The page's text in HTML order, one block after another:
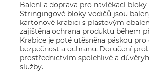
Balení a doprava pro navlékací bloky
Stringingové bloky vodičů jsou
kartonové krabici s plastovým
zajištěna ochrana produktu během
Krabice je poté utěsněna páskou pro
bezpečnost a ochranu. Doručení
prostřednictvím spolehlivé a
služby.